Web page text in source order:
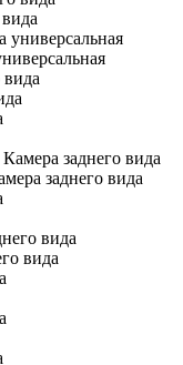
заднего вида
вида